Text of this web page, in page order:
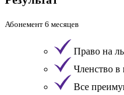
Абонемент 6 месяцев
Право на
Членство в
Все